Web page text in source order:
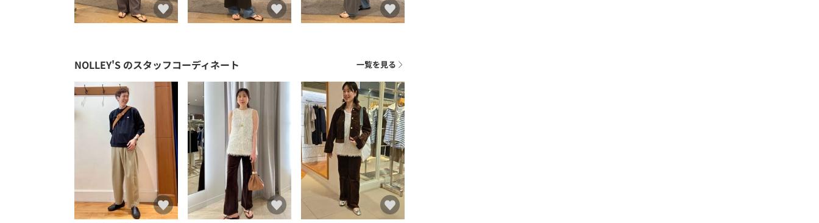
NOLLEY'S のスタッフコーディネート 一覧を見る